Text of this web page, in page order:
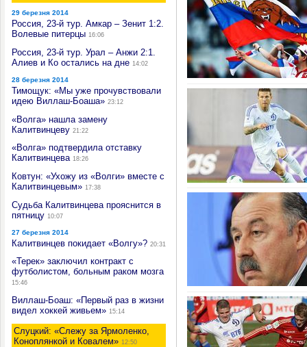
29 березня 2014
Россия, 23-й тур. Амкар – Зенит 1:2.
Волевые питерцы 16:06
Россия, 23-й тур. Урал – Анжи 2:1.
Алиев и Ко остались на дне 14:02
28 березня 2014
Тимощук: «Мы уже прочувствовали
идею Виллаш-Боаша» 23:12
«Волга» нашла замену
Калитвинцеву 21:22
«Волга» подтвердила отставку
Калитвинцева 18:26
Ковтун: «Ухожу из «Волги» вместе с
Калитвинцевым» 17:38
Судьба Калитвинцева прояснится в
пятницу 10:07
27 березня 2014
Калитвинцев покидает «Волгу»? 20:31
«Терек» заключил контракт с
футболистом, больным раком мозга
15:46
Виллаш-Боаш: «Первый раз в жизни
видел хоккей живьем» 15:14
Слуцкий: «Слежу за Ярмоленко,
Коноплянкой и Ковалем» 12:50